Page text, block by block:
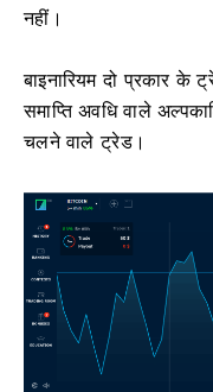
नहीं।
बाइनारियम दो प्रकार
समाप्ति अवधि वाले
चलने वाले ट्रेड।